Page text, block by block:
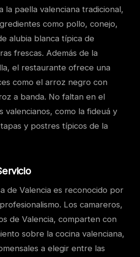
la paella valenciana tradicional,
como pollo, conejo,
alubia blanca típica de
frescas. Además de la
el restaurante ofrece una
como el arroz negro con
a banda. No faltan en el
valencianos, como la fideuá y
y postres típicos de la
de Valencia es reconocido por
Los camareros,
de Valencia, comparten con
sobre la cocina valenciana,
a elegir entre las